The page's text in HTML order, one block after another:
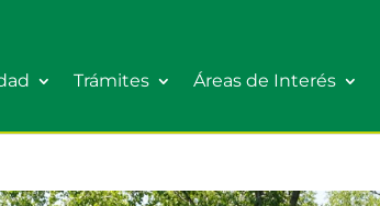
Trámites Áreas de Interés